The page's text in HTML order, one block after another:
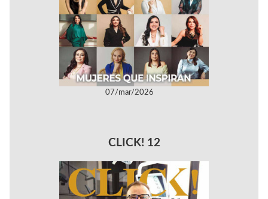
07/mar/2026
CLICK! 12